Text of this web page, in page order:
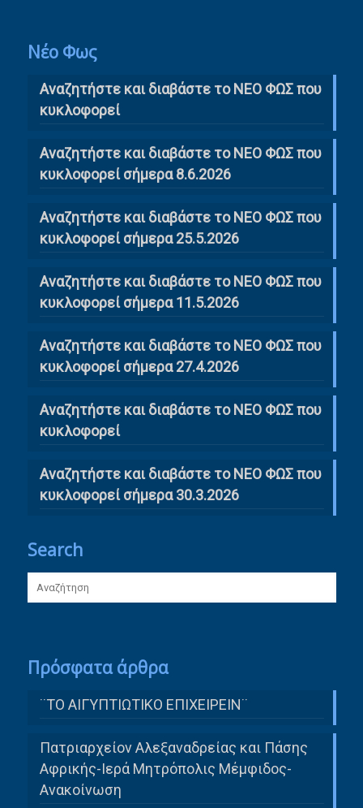
Νέο Φως
Αναζητήστε και διαβάστε το NΕΟ ΦΩΣ που
κυκλοφορεί
Αναζητήστε και διαβάστε το ΝΕΟ ΦΩΣ που
κυκλοφορεί σήμερα 8.6.2026
Αναζητήστε και διαβάστε το ΝΕΟ ΦΩΣ που
κυκλοφορεί σήμερα 25.5.2026
Αναζητήστε και διαβάστε το ΝΕΟ ΦΩΣ που
κυκλοφορεί σήμερα 11.5.2026
Αναζητήστε και διαβάστε το ΝΕΟ ΦΩΣ που
κυκλοφορεί σήμερα 27.4.2026
Αναζητήστε και διαβάστε το ΝΕΟ ΦΩΣ που
κυκλοφορεί
Αναζητήστε και διαβάστε το ΝΕΟ ΦΩΣ που
κυκλοφορεί σήμερα 30.3.2026
Search
Πρόσφατα άρθρα
¨ΤΟ ΑΙΓΥΠΤΙΩΤΙΚΟ ΕΠΙΧΕΙΡΕΙΝ¨
Πατριαρχείον Αλεξαναδρείας και Πάσης
Αφρικής-Ιερά Μητρόπολις Μέμφιδος-
Ανακοίνωση